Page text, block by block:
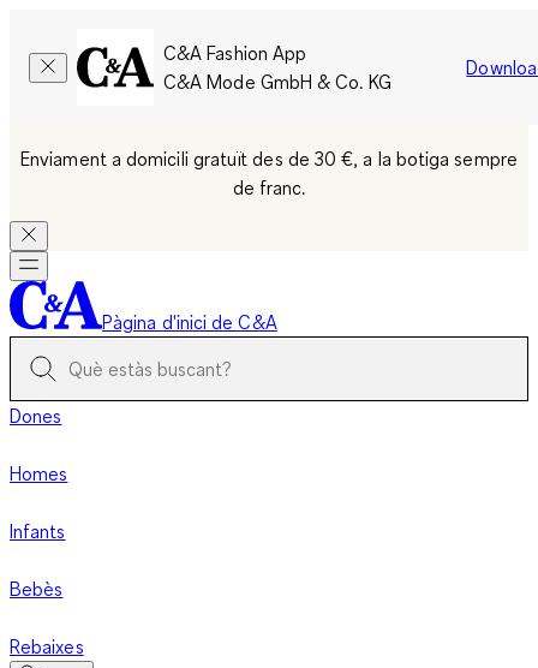
C&A Fashion App
C&A Mode GmbH & Co. KG
Enviament a domicili gratuït des de 30 €, a la botiga sempre
de franc.
Pàgina d'inici de C&A
Dones
Homes
Infants
Bebès
Rebaixes